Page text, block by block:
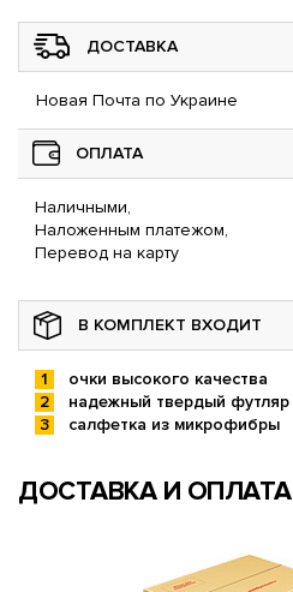
ДОСТАВКА
Новая Почта по Украине
ОПЛАТА
Наличными,
Наложенным платежом,
Перевод на карту
В КОМПЛЕКТ ВХОДИТ
очки высокого качества
надежный твердый футляр
салфетка из микрофибры
ДОСТАВКА И ОПЛАТА